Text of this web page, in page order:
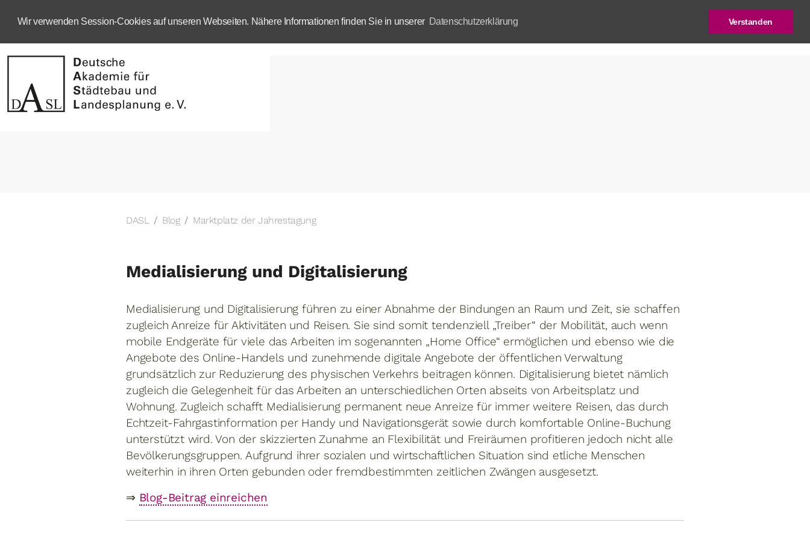
Wir verwenden Session-Cookies auf unseren Webseiten. Nähere Informationen finden Sie in unserer Datenschutzerklärung Verstanden
Aktuelles Akademie Deutscher Städtebaupreis
DASL Blog Marktplatz der Jahrestagung
Medialisierung und Digitalisierung
Medialisierung und Digitalisierung führen zu einer Abnahme der Bindungen an Raum und Zeit, sie schaffen
zugleich Anreize für Aktivitäten und Reisen. Sie sind somit tendenziell „Treiber“ der Mobilität, auch wenn
mobile Endgeräte für viele das Arbeiten im sogenannten „Home Office“ ermöglichen und ebenso wie die
Angebote des Online-Handels und zunehmende digitale Angebote der öffentlichen Verwaltung
grundsätzlich zur Reduzierung des physischen Verkehrs beitragen können. Digitalisierung bietet nämlich
zugleich die Gelegenheit für das Arbeiten an unterschiedlichen Orten abseits von Arbeitsplatz und
Wohnung. Zugleich schafft Medialisierung permanent neue Anreize für immer weitere Reisen, das durch
Echtzeit-Fahrgastinformation per Handy und Navigationsgerät sowie durch komfortable Online-Buchung
unterstützt wird. Von der skizzierten Zunahme an Flexibilität und Freiräumen profitieren jedoch nicht alle
Bevölkerungsgruppen. Aufgrund ihrer sozialen und wirtschaftlichen Situation sind etliche Menschen
weiterhin in ihren Orten gebunden oder fremdbestimmten zeitlichen Zwängen ausgesetzt.
⇒ Blog-Beitrag einreichen